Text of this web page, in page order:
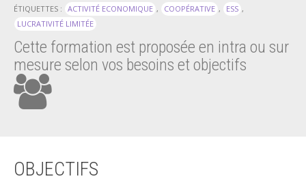
ÉTIQUETTES : ACTIVITÉ ECONOMIQUE , COOPÉRATIVE , ESS ,
LUCRATIVITÉ LIMITÉE
Cette formation est proposée en intra ou sur
mesure selon vos besoins et objectifs
OBJECTIFS